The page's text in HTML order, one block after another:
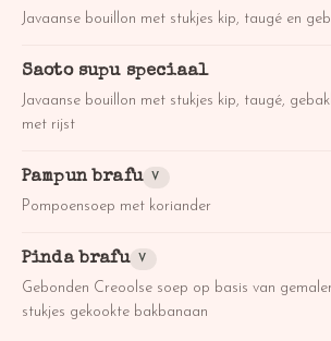
Javaanse bouillon met stukjes kip, taugé en
Saoto supu speciaal
Javaanse bouillon met stukjes kip, taugé,
met rijst
Pampun brafu V
Pompoensoep met koriander
Pinda brafu V
Gebonden Creoolse soep op basis van
stukjes gekookte bakbanaan